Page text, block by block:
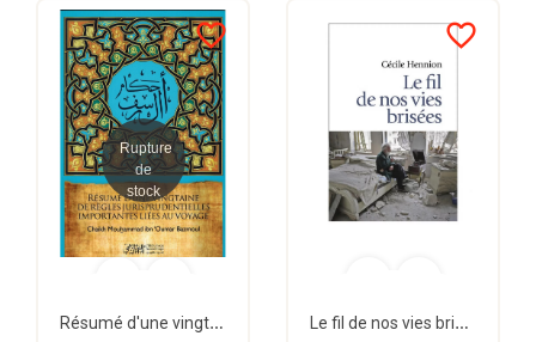
favorite_border
Rupture
de
stock
Résumé d'une vingtaine de règles jurisprudentielles liées au voyage - Bazmoul - Héritage...
favorite_border
Le fil de nos vies brisées - poche - Cécile Hennion - Points